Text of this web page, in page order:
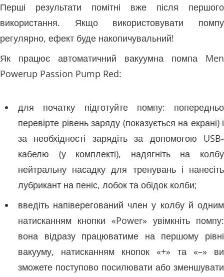
Перші результати помітні вже після першого
використання. Якщо використовувати помпу
регулярно, ефект буде накопичувальний!
Як працює автоматичний вакуумна помпа Men
Powerup Passion Pump Red:
для початку підготуйте помпу: попередньо
перевірте рівень заряду (показується на екрані) і
за необхідності зарядіть за допомогою USB-
кабелю (у комплекті), надягніть на колбу
нейтральну насадку для тренувань і нанесіть
лубрикант на пеніс, лобок та обідок колби;
введіть напіверегований член у колбу й одним
натисканням кнопки «Power» увімкніть помпу:
вона відразу працюватиме на першому рівні
вакууму, натисканням кнопок «+» та «–» ви
зможете поступово посилювати або зменшувати